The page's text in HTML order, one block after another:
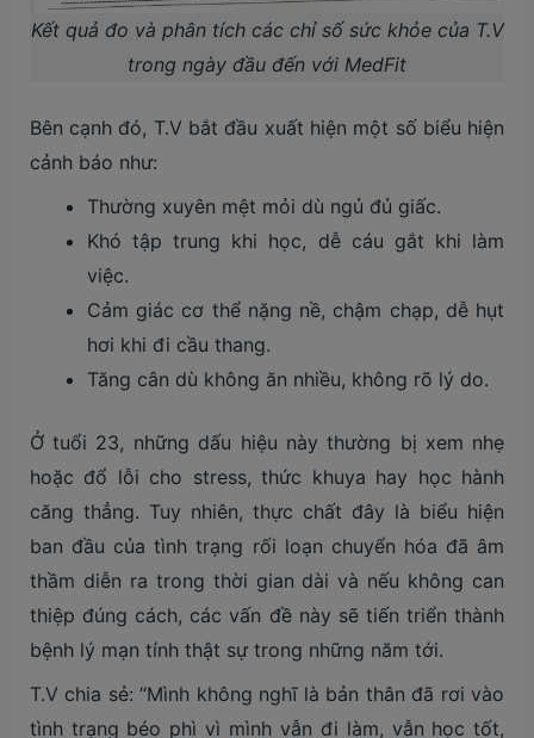
Kết quả đo và phân tích các chỉ số sức khỏe của T.V
trong ngày đầu đến với MedFit
Bên cạnh đó, T.V bắt đầu xuất hiện một số biểu hiện
cảnh báo như:
Thường xuyên mệt mỏi dù ngủ đủ giấc.
Khó tập trung khi học, dễ cáu gắt khi làm
việc.
Cảm giác cơ thể nặng nề, chậm chạp, dễ hụt
hơi khi đi cầu thang.
Tăng cân dù không ăn nhiều, không rõ lý do.
Ở tuổi 23, những dấu hiệu này thường bị xem nhẹ
hoặc đổ lỗi cho stress, thức khuya hay học hành
căng thẳng. Tuy nhiên, thực chất đây là biểu hiện
ban đầu của tình trạng rối loạn chuyển hóa đã âm
thầm diễn ra trong thời gian dài và nếu không can
thiệp đúng cách, các vấn đề này sẽ tiến triển thành
bệnh lý mạn tính thật sự trong những năm tới.
T.V chia sẻ: “Mình không nghĩ là bản thân đã rơi vào
tình trạng béo phì vì mình vẫn đi làm, vẫn học tốt,